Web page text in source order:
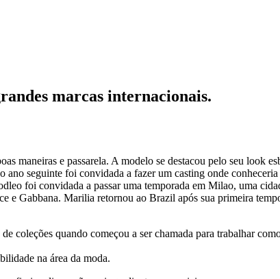
marcas internacionais.
maneiras e passarela. A modelo se destacou pelo seu look
seguinte foi convidada a fazer um casting onde
foi convidada a passar uma temporada em Milao, uma
Gabbana. Marilia retornou ao Brazil após sua primeira
coleções quando começou a ser chamada para trabalhar
na área da moda.